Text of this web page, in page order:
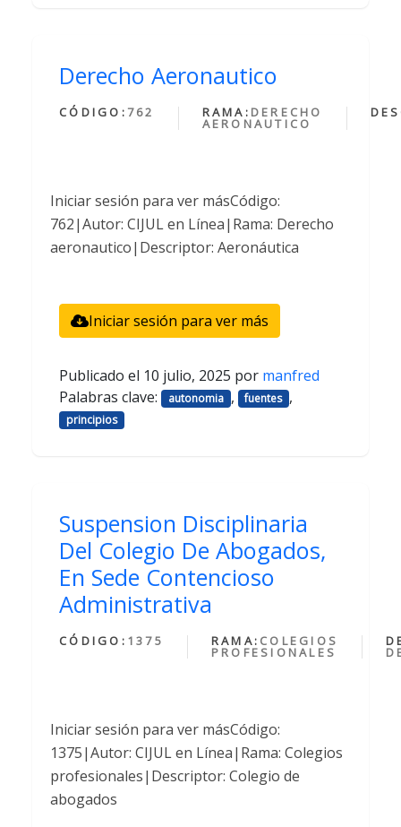
Derecho Aeronautico
CÓDIGO: 762 RAMA: DERECHO
AERONAUTICO
Iniciar sesión para ver másCódigo:
762|Autor: CIJUL en Línea|Rama: Derecho
aeronautico|Descriptor: Aeronáutica
Iniciar sesión para ver más
Publicado el 10 julio, 2025 por manfred
Palabras clave:
autonomia , fuentes ,
principios
Suspension Disciplinaria
Del Colegio De Abogados,
En Sede Contencioso
Administrativa
CÓDIGO: 1375 RAMA: COLEGIOS
PROFESIONALES
Iniciar sesión para ver másCódigo:
1375|Autor: CIJUL en Línea|Rama: Colegios
profesionales|Descriptor: Colegio de
abogados